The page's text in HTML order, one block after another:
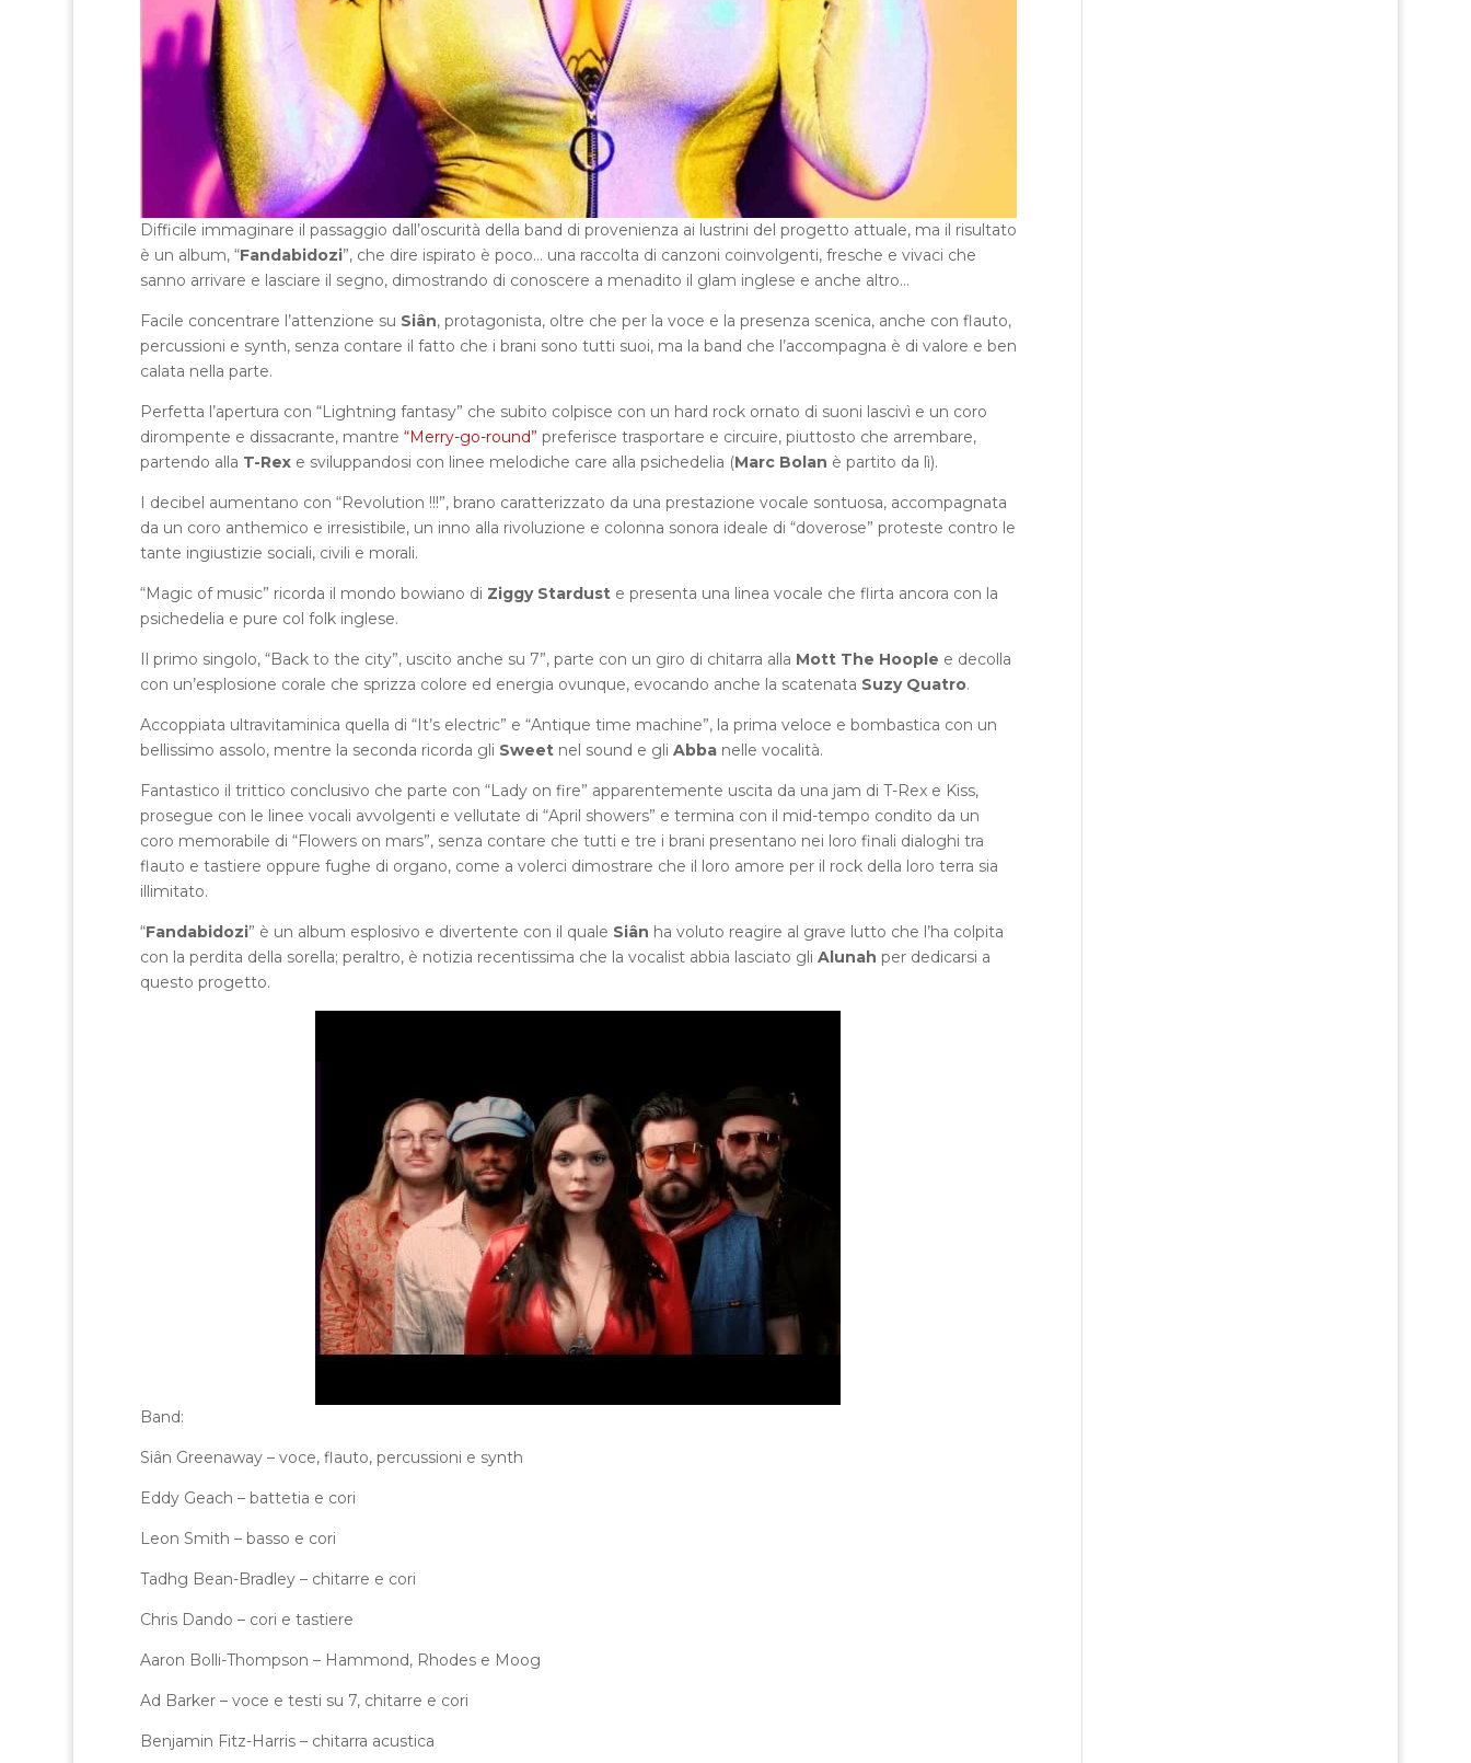
Difficile immaginare il passaggio dall’oscurità della band di provenienza ai lustrini del progetto attuale, ma il risultato
è un album, “Fandabidozi”, che dire ispirato è poco… una raccolta di canzoni coinvolgenti, fresche e vivaci che
sanno arrivare e lasciare il segno, dimostrando di conoscere a menadito il glam inglese e anche altro…
Facile concentrare l’attenzione su Siân, protagonista, oltre che per la voce e la presenza scenica, anche con flauto,
percussioni e synth, senza contare il fatto che i brani sono tutti suoi, ma la band che l’accompagna è di valore e ben
calata nella parte.
Perfetta l’apertura con “Lightning fantasy” che subito colpisce con un hard rock ornato di suoni lascivì e un coro
dirompente e dissacrante, mantre “Merry-go-round” preferisce trasportare e circuire, piuttosto che arrembare,
partendo alla T-Rexe sviluppandosi con linee melodiche care alla psichedelia (Marc Bolan è partito da lì).
I decibel aumentano con “Revolution !!!”, brano caratterizzato da una prestazione vocale sontuosa, accompagnata
da un coro anthemico e irresistibile, un inno alla rivoluzione e colonna sonora ideale di “doverose” proteste contro le
tante ingiustizie sociali, civili e morali.
“Magic of music” ricorda il mondo bowiano di Ziggy Starduste presenta una linea vocale che flirta ancora con la
psichedelia e pure col folk inglese.
Il primo singolo, “Back to the city”, uscito anche su 7”, parte con un giro di chitarra alla Mott The Hoople e decolla
con un’esplosione corale che sprizza colore ed energia ovunque, evocando anche la scatenata Suzy Quatro.
Accoppiata ultravitaminica quella di “It’s electric” e “Antique time machine”, la prima veloce e bombastica con un
bellissimo assolo, mentre la seconda ricorda gli Sweetnel sound e gli Abbanelle vocalità.
Fantastico il trittico conclusivo che parte con “Lady on fire” apparentemente uscita da una jam di T-Rex e Kiss,
prosegue con le linee vocali avvolgenti e vellutate di “April showers” e termina con il mid-tempo condito da un
coro memorabile di “Flowers on mars”, senza contare che tutti e tre i brani presentano nei loro finali dialoghi tra
flauto e tastiere oppure fughe di organo, come a volerci dimostrare che il loro amore per il rock della loro terra sia
illimitato.
“Fandabidozi” è un album esplosivo e divertente con il quale Siân ha voluto reagire al grave lutto che l’ha colpita
con la perdita della sorella; peraltro, è notizia recentissima che la vocalist abbia lasciato gli Alunah per dedicarsi a
questo progetto.
Band:
Siân Greenaway – voce, flauto, percussioni e synth
Eddy Geach – battetia e cori
Leon Smith – basso e cori
Tadhg Bean-Bradley – chitarre e cori
Chris Dando – cori e tastiere
Aaron Bolli-Thompson – Hammond, Rhodes e Moog
Ad Barker – voce e testi su 7, chitarre e cori
Benjamin Fitz-Harris – chitarra acustica